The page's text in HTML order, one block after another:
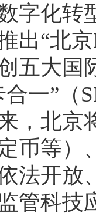
字化转
出“北
五大国
一”（
，北京
币等）
法开放
管科技